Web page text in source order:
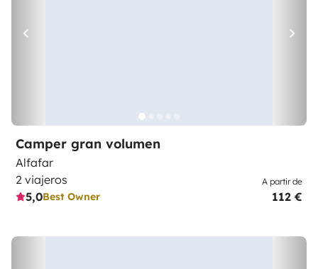
Camper gran volumen
Alfafar
2 viajeros
5,0Best Owner
A partir de
112 €